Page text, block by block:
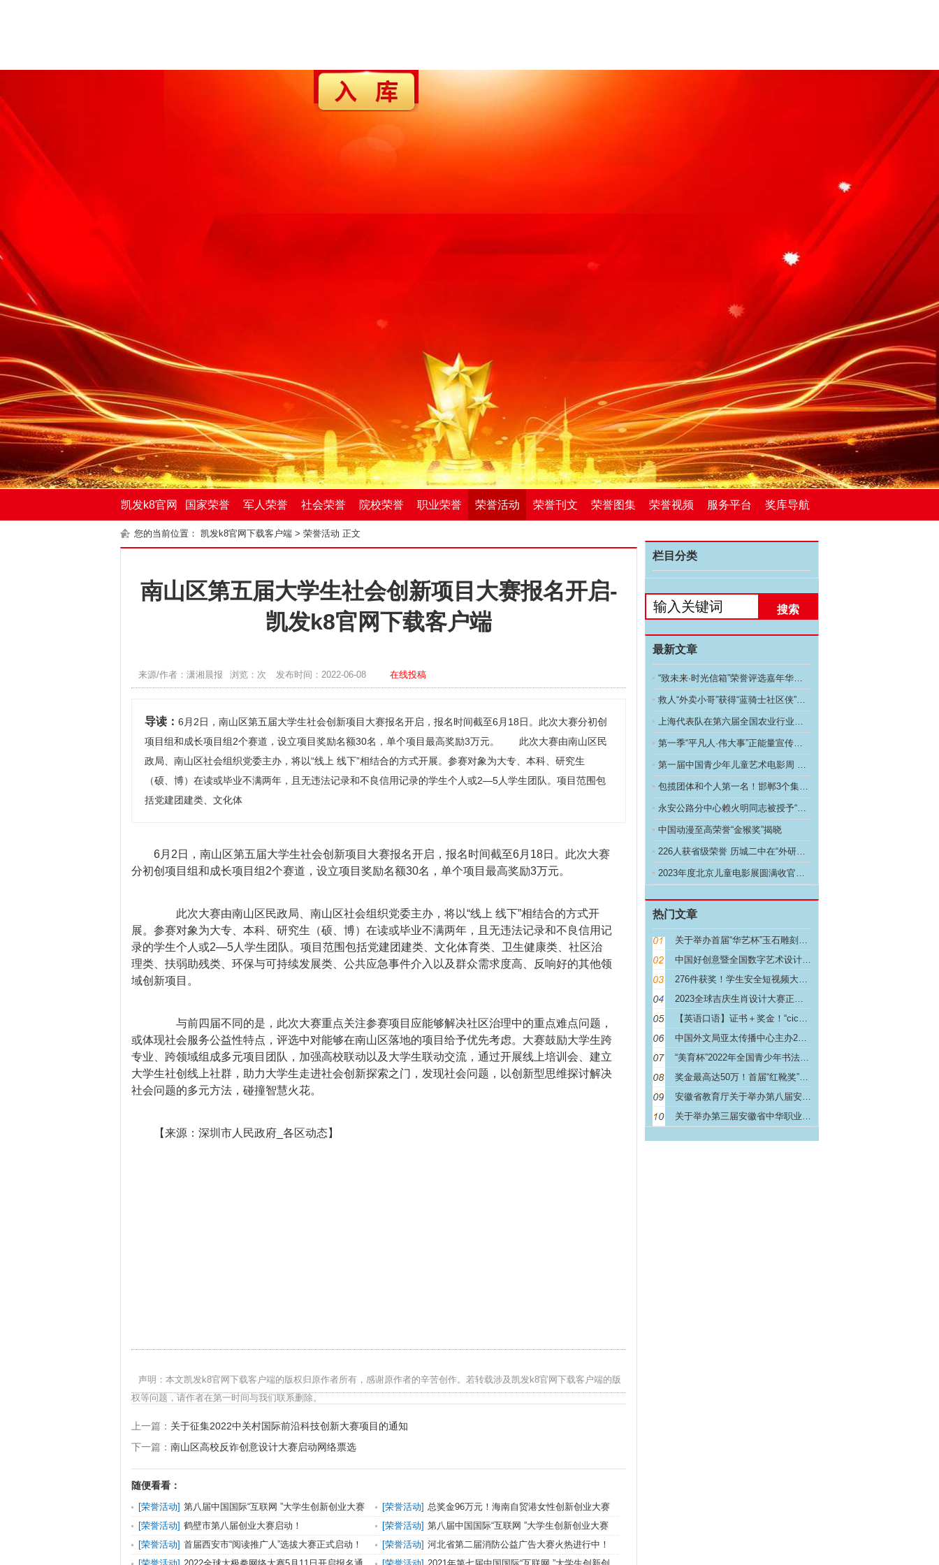
凯发k8官网
下载客户端
国家荣誉 军人荣誉 社会荣誉 院校荣誉 职业荣誉 荣誉活动 荣誉刊文 荣誉图集 荣誉视频 服务平台 奖库导航
您的当前位置： 凯发k8官网下载客户端 > 荣誉活动 正文
南山区第五届大学生社会创新项目大赛报名开启-
凯发k8官网下载客户端
来源/作者：潇湘晨报 浏览：次 发布时间：2022-06-08 在线投稿
导读： 6月2日，南山区第五届大学生社会创新项目大赛报名开启，报名时间截至6月18日。此次大赛分初创
项目组和成长项目组2个赛道，设立项目奖励名额30名，单个项目最高奖励3万元。 此次大赛由南山区民
政局、南山区社会组织党委主办，将以“线上 线下”相结合的方式开展。参赛对象为大专、本科、研究生
（硕、博）在读或毕业不满两年，且无违法记录和不良信用记录的学生个人或2—5人学生团队。项目范围包
括党建团建类、文化体
6月2日，南山区第五届大学生社会创新项目大赛报名开启，报名时间截至6月18日。此次大赛
分初创项目组和成长项目组2个赛道，设立项目奖励名额30名，单个项目最高奖励3万元。
此次大赛由南山区民政局、南山区社会组织党委主办，将以“线上 线下”相结合的方式开
展。参赛对象为大专、本科、研究生（硕、博）在读或毕业不满两年，且无违法记录和不良信用记
录的学生个人或2—5人学生团队。项目范围包括党建团建类、文化体育类、卫生健康类、社区治
理类、扶弱助残类、环保与可持续发展类、公共应急事件介入以及群众需求度高、反响好的其他领
域创新项目。
与前四届不同的是，此次大赛重点关注参赛项目应能够解决社区治理中的重点难点问题，
或体现社会服务公益性特点，评选中对能够在南山区落地的项目给予优先考虑。大赛鼓励大学生跨
专业、跨领域组成多元项目团队，加强高校联动以及大学生联动交流，通过开展线上培训会、建立
大学生社创线上社群，助力大学生走进社会创新探索之门，发现社会问题，以创新型思维探讨解决
社会问题的多元方法，碰撞智慧火花。
【来源：深圳市人民政府_各区动态】
声明：本文凯发k8官网下载客户端的版权归原作者所有，感谢原作者的辛苦创作。若转载涉及凯发k8官网下载客户端的版
权等问题，请作者在第一时间与我们联系删除。
上一篇： 关于征集2022中关村国际前沿科技创新大赛项目的通知
下一篇： 南山区高校反诈创意设计大赛启动网络票选
随便看看：
[荣誉活动] 第八届中国国际“互联网 ”大学生创新创业大赛
启动
[荣誉活动] 总奖金96万元！海南自贸港女性创新创业大赛
24日启动
[荣誉活动] 鹤壁市第八届创业大赛启动！ [荣誉活动] 第八届中国国际“互联网 ”大学生创新创业大赛
湖北省赛启动
[荣誉活动] 首届西安市“阅读推广人”选拔大赛正式启动！ [荣誉活动] 河北省第二届消防公益广告大赛火热进行中！
栏目分类
搜索
最新文章
“致未来·时光信箱”荣誉评选嘉年华活动 开始了
救人“外卖小哥”获得“蓝骑士社区侠”荣誉称号
上海代表队在第六届全国农业行业职业技能大赛中斩获多
第一季“平凡人·伟大事”正能量宣传活动
第一届中国青少年儿童艺术电影周 第四届中国少儿微电
包揽团体和个人第一名！邯郸3个集体7个个人荣获省级
永安公路分中心赖火明同志被授予“最美公路人”称号
中国动漫至高荣誉“金猴奖”揭晓
226人获省级荣誉 历城二中在“外研社杯”全国中学
2023年度北京儿童电影展圆满收官，“金朵”荣誉榜
热门文章
关于举办首届“华艺杯”玉石雕刻艺术大赛的通知
中国好创意暨全国数字艺术设计大赛-第16届 中国好
276件获奖！学生安全短视频大赛结果公布（附证书打
2023全球吉庆生肖设计大赛正式启动
【英语口语】证书＋奖金！“cicgap杯”全国大学
中国外文局亚太传播中心主办2022年“外文奖”全国
“美育杯”2022年全国青少年书法绘画大赛在南宁启
奖金最高达50万！首届“红靴奖”设计大赛正式启动
安徽省教育厅关于举办第八届安徽省“互联网 ”大学生
关于举办第三届安徽省中华职业教育创新创业大赛（选拔